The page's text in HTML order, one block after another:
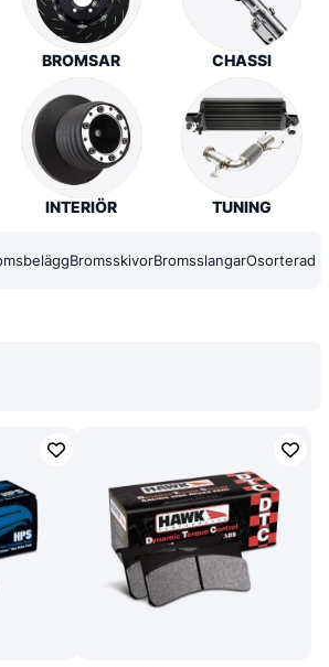
BROMSAR CHASSI
INTERIÖR TUNING
BromsskivorBromsslangarOsorterad